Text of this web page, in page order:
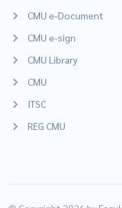
CMU e-Document
CMU e-sign
CMU Library
CMU
ITSC
REG CMU